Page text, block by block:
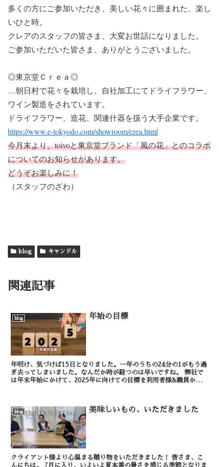
多くの方にご参加いただき、美しい花々に囲まれた、楽し
いひと時。
クレアのスタッフの皆さま、大変お世話になりました。
ご参加いただいた皆さま、ありがとうございました。
◎東京堂Ｃｒｅａ◎
…朝日村で花々を栽培し、自社加工にてドライフラワー、
ワイン製造をされています。
ドライフラワー、造花、関連什器を扱う大手企業です。
https://www.e-tokyodo.com/showroom/crea.html
今月末より、toivoと東京堂ブランド「風の花」とのコラボ
についてのお知らせがあります。
どうぞお楽しみに！
（スタッフのざわ）
blog キャンドル
関連記事
blog 年始の目標
年明け、気づけば15日となりました。一年のうちの24分の1がもう過
ぎ去ってしまいました。なんだか時が経つのは早いですね。 弊社で
は年末年始にかけて、2025年に向けての目標を利用者様&職員から
blog 美味しいもの、いただきました
クライアント様より心温まる贈り物をいただきました！ 皆さま、こ
んにちは。 7月に入り、いよいよ夏本番の暑さを感じる季節となりま